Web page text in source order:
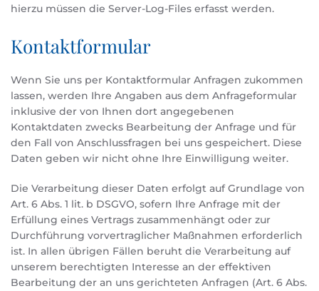
hierzu müssen die Server-Log-Files erfasst werden.
Kontaktformular
Wenn Sie uns per Kontaktformular Anfragen zukommen
lassen, werden Ihre Angaben aus dem Anfrageformular
inklusive der von Ihnen dort angegebenen
Kontaktdaten zwecks Bearbeitung der Anfrage und für
den Fall von Anschlussfragen bei uns gespeichert. Diese
Daten geben wir nicht ohne Ihre Einwilligung weiter.
Die Verarbeitung dieser Daten erfolgt auf Grundlage von
Art. 6 Abs. 1 lit. b DSGVO, sofern Ihre Anfrage mit der
Erfüllung eines Vertrags zusammenhängt oder zur
Durchführung vorvertraglicher Maßnahmen erforderlich
ist. In allen übrigen Fällen beruht die Verarbeitung auf
unserem berechtigten Interesse an der effektiven
Bearbeitung der an uns gerichteten Anfragen (Art. 6 Abs.